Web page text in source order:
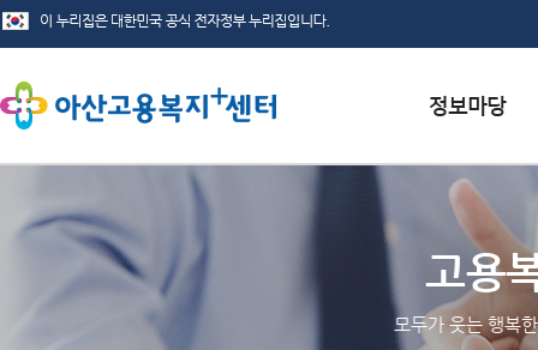
서식자료실
채용정보
인재정보
관련사이트
고용
모두가 웃는 행복